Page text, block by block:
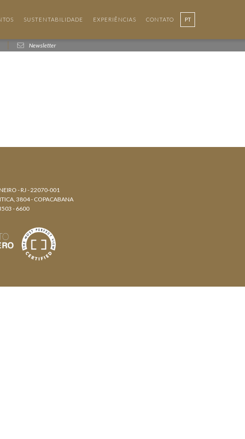
SUSTENTABILIDADE EXPERIÊNCIAS CONTATO PT
Newsletter
- RJ - 22070-001
3804 - COPACABANA
- 6600